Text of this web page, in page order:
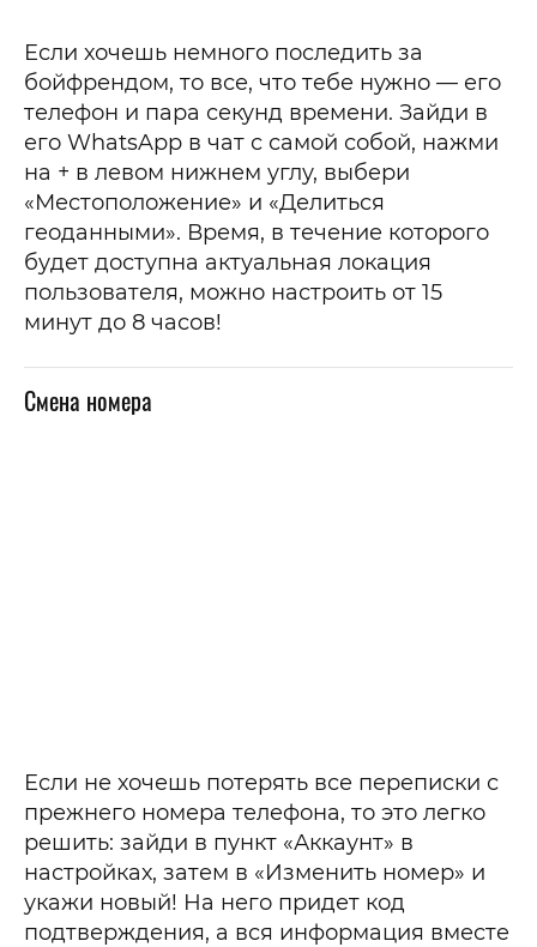
Если хочешь немного последить за
бойфрендом, то все, что тебе нужно — его
телефон и пара секунд времени. Зайди в
его WhatsApp в чат с самой собой, нажми
на + в левом нижнем углу, выбери
«Местоположение» и «Делиться
геоданными». Время, в течение которого
будет доступна актуальная локация
пользователя, можно настроить от 15
минут до 8 часов!
Смена номера
Если не хочешь потерять все переписки с
прежнего номера телефона, то это легко
решить: зайди в пункт «Аккаунт» в
настройках, затем в «Изменить номер» и
укажи новый! На него придет код
подтверждения, а вся информация вместе